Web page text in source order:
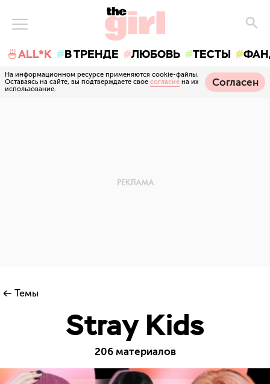
🍜ALL*K В ТРЕНДЕ ЛЮБОВЬ ТЕСТЫ
На информационном ресурсе применяются cookie-файлы.
Оставаясь на сайте, вы подтверждаете свое согласие на их
использование.
Согласен
Темы
Stray Kids
206 материалов